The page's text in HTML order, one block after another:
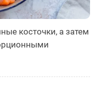
косточки, а затем